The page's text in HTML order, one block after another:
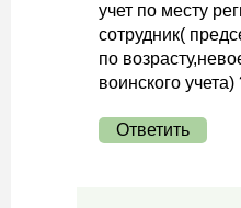
учет по месту
сотрудник(
по
воинского учета)
Ответить